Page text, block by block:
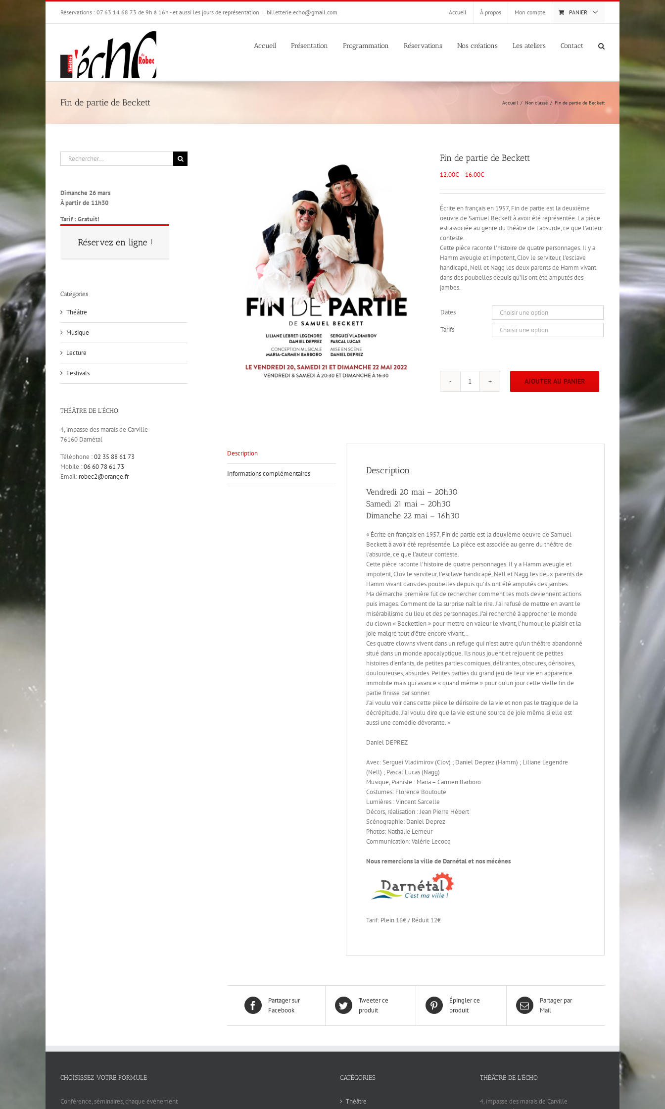
Réservations : 07 63 14 68 73 de 9h à 16h - et aussi les jours de représentation | billetterie.echo@gmail.com Accueil À propos Mon compte PANIER
Accueil Présentation Programmation Réservations Nos créations Les ateliers Contact
Fin de partie de Beckett Accueil Non classé Fin de partie de Beckett
Fin de partie de Beckett
12.00€– 16.00€
Écrite en français en 1957, Fin de partie est la deuxième
oeuvre de Samuel Beckett à avoir été représentée. La pièce
est associée au genre du théâtre de l’absurde, ce que l’auteur
conteste.
Cette pièce raconte l’histoire de quatre personnages. Il y a
Hamm aveugle et impotent, Clov le serviteur, l’esclave
handicapé, Nell et Nagg les deux parents de Hamm vivant
dans des poubelles depuis qu’ils ont été amputés des
jambes.
Dates
Tarifs
quantité
Beckett
AJOUTER AU PANIER
Description
Informations complémentaires Description
Vendredi 20 mai – 20h30
Samedi 21 mai – 20h30
Dimanche 22 mai – 16h30
« Écrite en français en 1957, Fin de partie est la deuxième oeuvre de Samuel
Beckett à avoir été représentée. La pièce est associée au genre du théâtre de
l’absurde, ce que l’auteur conteste.
Cette pièce raconte l’histoire de quatre personnages. Il y a Hamm aveugle et
impotent, Clov le serviteur, l’esclave handicapé, Nell et Nagg les deux parents de
Hamm vivant dans des poubelles depuis qu’ils ont été amputés des jambes.
Ma démarche première fut de rechercher comment les mots deviennent actions
puis images. Comment de la surprise naît le rire. J’ai refusé de mettre en avant le
misérabilisme du lieu et des personnages. J’ai recherché à approcher le monde
du clown « Beckettien » pour mettre en valeur le vivant, l’humour, le plaisir et la
joie malgré tout d’être encore vivant…
Ces quatre clowns vivent dans un refuge qui n’est autre qu’un théâtre abandonné
situé dans un monde apocalyptique. Ils nous jouent et rejouent de petites
histoires d’enfants, de petites parties comiques, délirantes, obscures, dérisoires,
douloureuses, absurdes. Petites parties du grand jeu de leur vie en apparence
immobile mais qui avance « quand même » pour qu’un jour cette vielle fin de
partie finisse par sonner.
J’ai voulu voir dans cette pièce le dérisoire de la vie et non pas le tragique de la
décrépitude. J’ai voulu dire que la vie est une source de joie même si elle est
aussi une comédie dévorante. »
Daniel DEPREZ
Avec: Serguei Vladimirov (Clov) ; Daniel Deprez (Hamm) ; Liliane Legendre
(Nell) ; Pascal Lucas (Nagg)
Musique, Pianiste : Maria – Carmen Barboro
Costumes: Florence Boutoute
Lumières : Vincent Sarcelle
Décors, réalisation : Jean Pierre Hébert
Scénographie: Daniel Deprez
Photos: Nathalie Lemeur
Communication: Valérie Lecocq
Nous remercions la ville de Darnétal et nos mécènes
Tarif: Plein 16€ / Réduit 12€
Partager sur
Facebook
Tweeter ce
produit
Épingler ce
produit
Partager par
Mail
Rechercher:
Dimanche 26 mars
À partir de 11h30
Tarif : Gratuit!
Catégories
Théâtre
Musique
Lecture
Festivals
THÉÂTRE DE L’ÉCHO
4, impasse des marais de Carville
76160 Darnétal
Téléphone :02 35 88 61 73
Mobile :06 60 78 61 73
Email: robec2@orange.fr
CHOISISSEZ VOTRE FORMULE
Conférence, séminaires, chaque événement
CATÉGORIES
Théâtre
THÉÂTRE DE L’ÉCHO
4, impasse des marais de Carville